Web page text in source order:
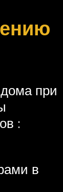
при
:
в